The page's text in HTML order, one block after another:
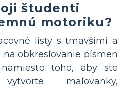
študenti
motoriku?
listy s tmavšími a
obkresľovanie písmen
toho, aby ste
maľovanky,